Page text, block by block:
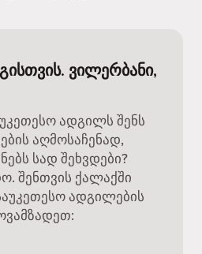
ვილერბანი,
ადგილს შენს
აღმოსაჩენად,
სად შეხვდები?
შენთვის ქალაქში
ადგილების